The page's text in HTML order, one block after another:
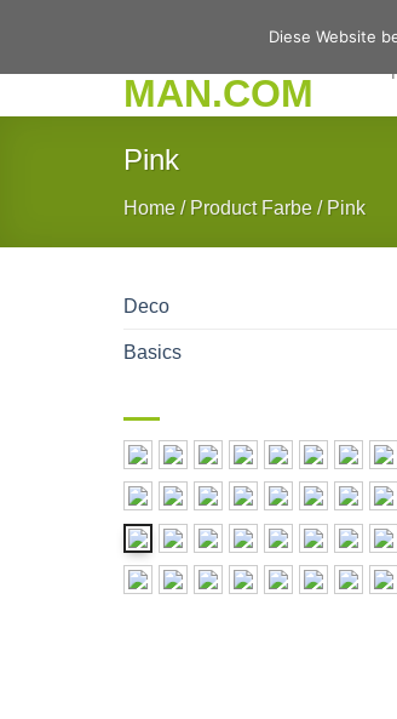
springen
Pink
Home / Product Farbe / Pink
Deco
Basics
Diese Website